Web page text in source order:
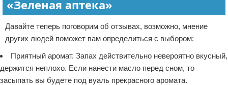
«Зеленая аптека»
Давайте теперь поговорим об отзывах, возможно, мнение
других людей поможет вам определиться с выбором:
Приятный аромат. Запах действительно невероятно вкусный,
держится неплохо. Если нанести масло перед сном, то
засыпать вы будете под вуаль прекрасного аромата.